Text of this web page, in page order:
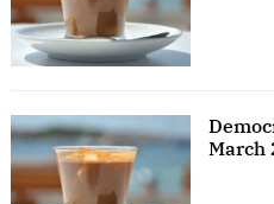
March